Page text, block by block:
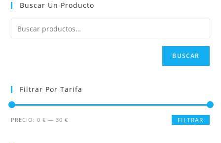
Buscar Un Producto
BUSCAR
Filtrar Por Tarifa
Precio
Precio
FILTRAR
PRECIO:0 € —30 €